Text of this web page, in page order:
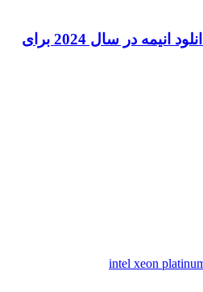
بهترین برنامه های دانلود انیمه در سال 2024 برای